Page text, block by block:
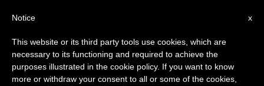
المقابلة العامة,باباوات
x
Notice
This website or its third party tools use cookies, which are
necessary to its functioning and required to achieve the
purposes illustrated in the cookie policy. If you want to know
more or withdraw your consent to all or some of the cookies,